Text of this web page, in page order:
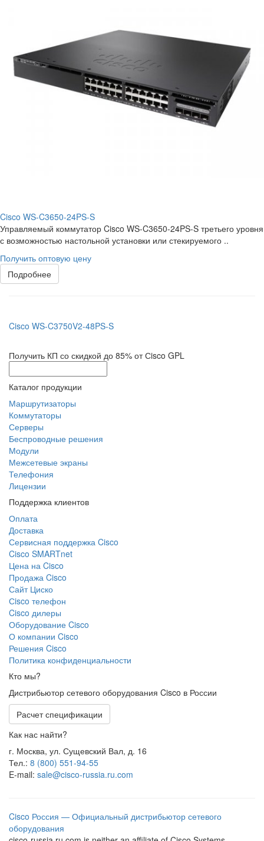
Cisco WS-C3650-24PS-S
Управляемый коммутатор Cisco WS-C3650-24PS-S третьего уровня
с возможностью настольной установки или стекируемого ..
Получить оптовую цену
Подробнее
Cisco WS-C3750V2-48PS-S
Получить КП со скидкой до 85% от Сisco GPL
Каталог продукции
Маршрутизаторы
Коммутаторы
Серверы
Беспроводные решения
Модули
Межсетевые экраны
Телефония
Лицензии
Поддержка клиентов
Оплата
Доставка
Сервисная поддержка Cisco
Cisco SMARTnet
Цена на Cisco
Продажа Cisco
Сайт Циско
Сisco телефон
Cisco дилеры
Оборудование Cisco
О компании Cisco
Решения Cisco
Политика конфиденциальности
Кто мы?
Дистрибьютор сетевого оборудования Cisco в России
Расчет спецификации
Как нас найти?
г. Москва, ул. Сущевский Вал, д. 16
Тел.: 8 (800) 551-94-55
E-mail: sale@cisco-russia.ru.com
Cisco Россия — Официальный дистрибьютор сетевого
оборудования